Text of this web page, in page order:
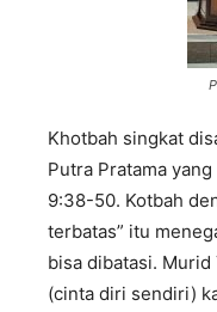
Khotbah singkat
Putra Pratama
9:38-50. Kotbah
terbatas” itu
bisa dibatasi.
(cinta diri sendiri)